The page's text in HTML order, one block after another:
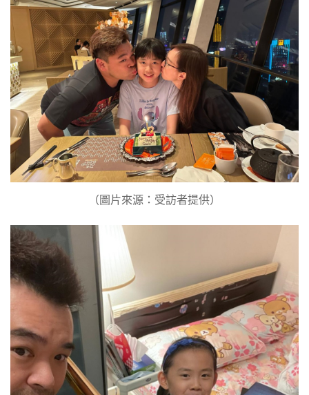
（圖片來源：受訪者提供）